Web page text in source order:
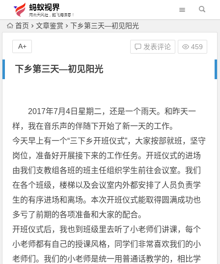
首页 文章鉴赏 下乡第三天―初见阳光
下乡第三天―初见阳光
发表评论 459
A+
2017年7月4日星期二，还是一个雨天。和昨天一
样，我在音乐声的伴随下开始了新一天的工作。
今天早上有一个“三下乡开班仪式”，大家按部就班，坚守
岗位，准备好开展接下来的工作任务。开班仪式的进场
由我们支教组各班的班主任组织学生前往会议室。我们
在各个班级，楼梯以及会议室内外都安排了人员负责学
生的有序进场和离场。本次开班仪式能取得圆满成功也
多亏了前期的各项准备和大家的配合。
开班仪式后，我也到班级里去听了小老师们讲课，每个
小老师都有自己的授课风格，同学们非常喜欢我们的小
老师们。我们的小老师是统一用普通话教学的，相比学